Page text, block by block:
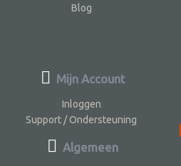
Blog
Mijn Account
Inloggen
Support / Ondersteuning
Algemeen